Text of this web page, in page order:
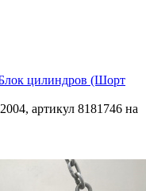
цилиндров (Шорт
артикул 8181746 на